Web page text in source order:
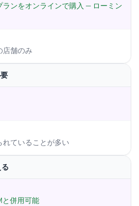
ランをオンラインで購入 — ローミン
店舗のみ
ていることが多い
と併用可能